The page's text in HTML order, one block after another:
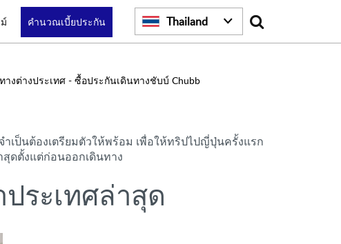
คำนวณเบี้ยประกัน Thailand Search
างต่างประเทศ - ซื้อประกันเดินทางชับบ์ Chubb
เป็นต้องเตรียมตัวให้พร้อม เพื่อให้ทริปไปญี่ปุ่นครั้งแรก
สุดตั้งแต่ก่อนออกเดินทาง
ระเทศล่าสุด